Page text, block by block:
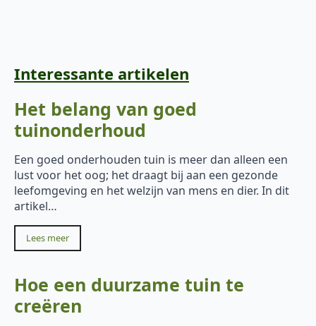
Interessante artikelen
Het belang van goed
tuinonderhoud
Een goed onderhouden tuin is meer dan alleen een
lust voor het oog; het draagt bij aan een gezonde
leefomgeving en het welzijn van mens en dier. In dit
artikel…
Lees meer
Hoe een duurzame tuin te
creëren